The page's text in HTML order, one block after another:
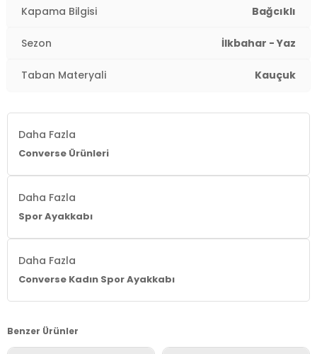
Kapama Bilgisi Bağcıklı
Sezon İlkbahar - Yaz
Taban Materyali Kauçuk
Daha Fazla
Converse Ürünleri
Daha Fazla
Spor Ayakkabı
Daha Fazla
Converse Kadın Spor Ayakkabı
Benzer Ürünler